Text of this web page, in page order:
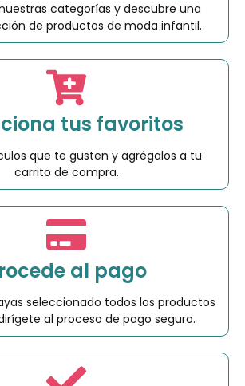
categorías y descubre una
de productos de moda infantil.
tus favoritos
que te gusten y agrégalos a tu
carrito de compra.
al pago
seleccionado todos los productos
al proceso de pago seguro.